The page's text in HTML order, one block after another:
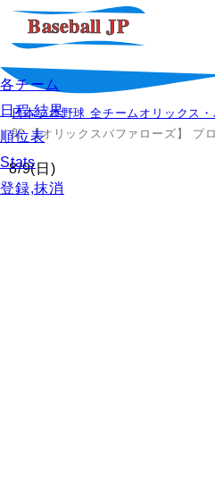
各チーム
日程,結果
順位表
Stats
登録,抹消
日本プロ野球 全チーム オリックス
郎 【オリックスバファローズ】 プ
8/9(日)